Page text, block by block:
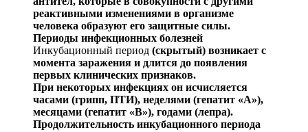
реактивными изменениями в организме
человека образуют его защитные силы.
Периоды инфекционных болезней
Инкубационный период (скрытый) возникает с
момента заражения и длится до появления
первых клинических признаков.
При некоторых инфекциях он исчисляется
часами (грипп, ПТИ), неделями (гепатит «А»),
месяцами (гепатит «В»), годами (лепра).
Продолжительность инкубационного периода